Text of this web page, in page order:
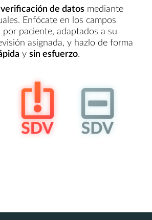
verificación de datosmediante
Enfócate en los campos
por paciente, adaptados a su
asignada, y hazlo de forma
ysin esfuerzo.